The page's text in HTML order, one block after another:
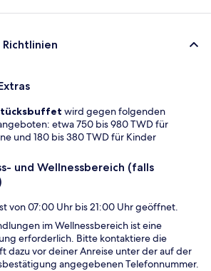
wird gegen folgenden
etwa 750 bis 980 TWD für
und 180 bis 380 TWD für Kinder
und Wellnessbereich (falls
von 07:00 Uhr bis 21:00 Uhr geöffnet.
im Wellnessbereich ist eine
erforderlich. Bitte kontaktiere die
dazu vor deiner Anreise unter der auf der
angegebenen Telefonnummer.